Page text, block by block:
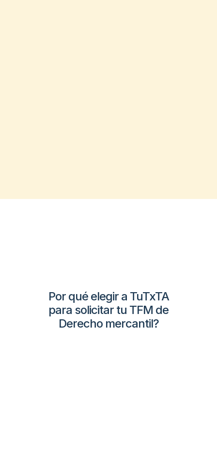
Por qué elegir a TuTxTA
para solicitar tu TFM de
Derecho mercantil?